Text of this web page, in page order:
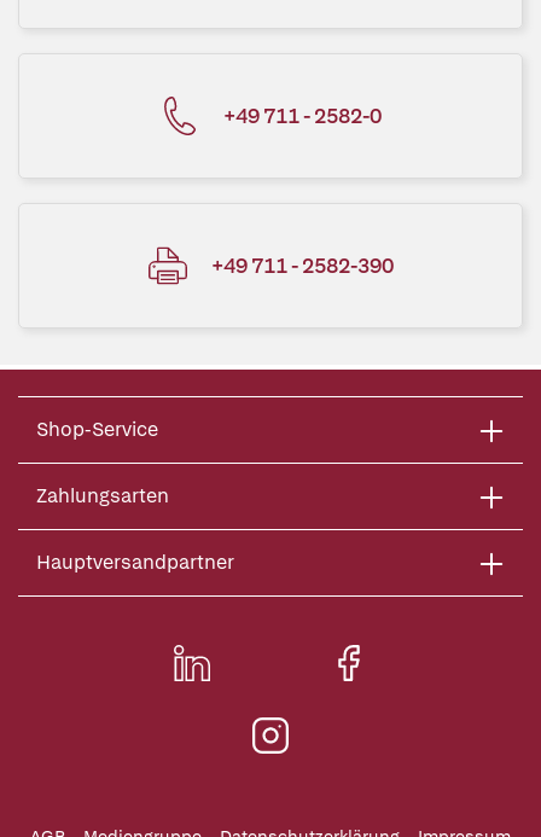
+49 711 - 2582-0
+49 711 - 2582-390
Shop-Service
Zahlungsarten
Hauptversandpartner